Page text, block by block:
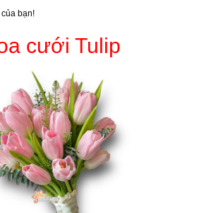
bạn!
cưới Tulip